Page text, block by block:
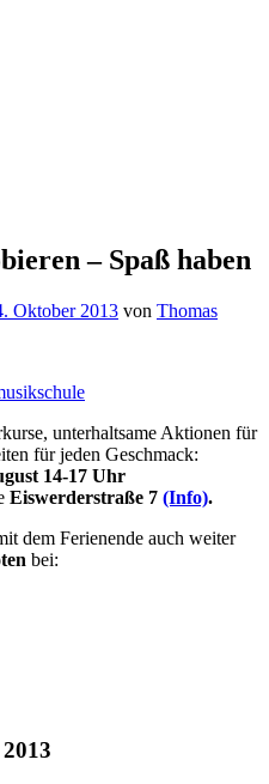
Heerstraße Nord
– Spaß haben
Oktober 2013 von Thomas
unterhaltsame Aktionen für
für jeden Geschmack:
14-17 Uhr
Eiswerderstraße 7 (Info).
dem Ferienende auch weiter
bei: